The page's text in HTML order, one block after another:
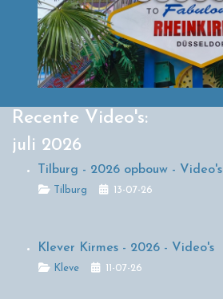
Recente Video's:
juli 2026
Tilburg - 2026 opbouw - Video's
Details
Tilburg 13-07-26
Klever Kirmes - 2026 - Video's
Details
Kleve 11-07-26